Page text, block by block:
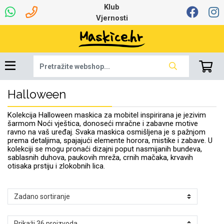
Klub
Vjernosti
Halloween
Kolekcija Halloween maskica za mobitel inspirirana je jezivim
šarmom Noći vještica, donoseći mračne i zabavne motive
ravno na vaš uređaj. Svaka maskica osmišljena je s pažnjom
prema detaljima, spajajući elemente horora, mistike i zabave. U
kolekciji se mogu pronaći dizajni poput nasmijanih bundeva,
sablasnih duhova, paukovih mreža, crnih mačaka, krvavih
otisaka prstiju i zlokobnih lica.
Dinamo maskice za
mobitel
Robotski usisavači
Ventilatori
Najprodavanije -
TOP 100
Ljetna kolekcija
Winter
Univerzalna oprema
za tablet
7.0 - 8.0 inča
9.0 - 10.0 inča
Igračke i ostalo
Selfie Stick
Držači za stol
Punjači
Autopunjači
Mikrofoni
Žičane slušalice Bluetooth Zvučnici
Pametni Satovi
memorijske kartice
Watch
Auto Kamere
Podloga za miš
Web kamere i
Punjači za laptope
Hladnjaci za laptop
Ruksaci i torbice